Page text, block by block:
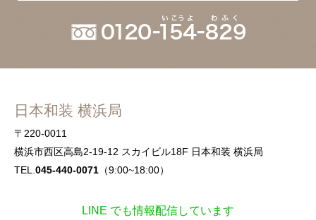
日本和装 横浜局
〒220-0011
横浜市西区高島2-19-12 スカイビル18F 日本和装 横浜局
TEL. 045-440-0071 （9:00~18:00）
LINE でも情報配信しています